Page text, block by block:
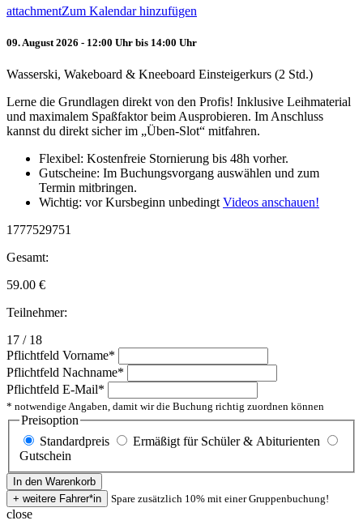
attachmentZum Kalendar hinzufügen
09. August 2026 - 12:00 Uhr bis 14:00 Uhr
Wasserski, Wakeboard & Kneeboard Einsteigerkurs (2 Std.)
Lerne die Grundlagen direkt von den Profis! Inklusive Leihmaterial
und maximalem Spaßfaktor beim Ausprobieren. Im Anschluss
kannst du direkt sicher im „Üben-Slot“ mitfahren.
Flexibel: Kostenfreie Stornierung bis 48h vorher.
Gutscheine: Im Buchungsvorgang auswählen und zum
Termin mitbringen.
Wichtig: vor Kursbeginn unbedingt Videos anschauen!
1777529751
Gesamt:
59.00 €
Teilnehmer:
17 / 18
Pflichtfeld Vorname*
Pflichtfeld Nachname*
Pflichtfeld E-Mail*
* notwendige Angaben, damit wir die Buchung richtig zuordnen können
Preisoption
Standardpreis
Ermäßigt für Schüler & Abiturienten
Gutschein
Spare zusätzlich 10% mit einer Gruppenbuchung!
close